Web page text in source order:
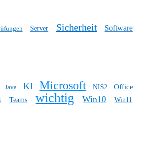
Server Sicherheit Software
Java KI Microsoft NIS2
Office
Teams wichtig Win10 Win11